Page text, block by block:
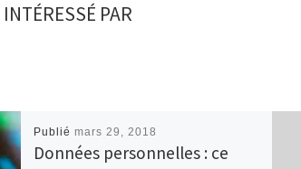
PAR
Publié mars 29, 2018
Données personnelles : ce